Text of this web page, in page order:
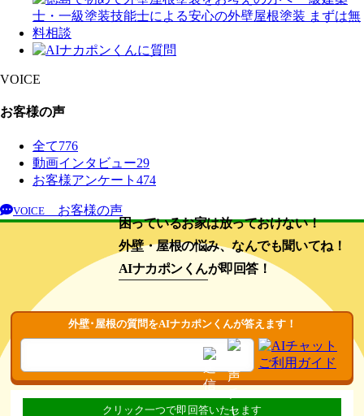
VOICE
お客様の声
全て776
動画インタビュー29
お客様アンケート 474
VOICE
お客様の声
困っているお家は放っておけない！
外壁・屋根の悩み、なんでも聞いてね！
AIナカポンくんが即回答！
外壁･屋根の質問をAIナカポンくんが答えます！